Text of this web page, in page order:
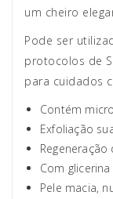
um cheiro
Pode ser
protocolos de
para cuidados
Contém
Exfoliação
Regeneração
Com
Pele macia,